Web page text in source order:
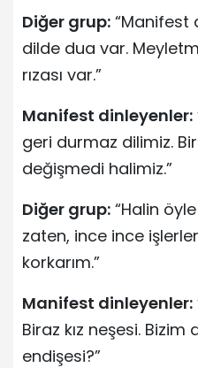
Diğer grup: “Manifest
dilde dua var.
rızası var.”
Manifest dinleyenler:
geri durmaz dilimiz.
değişmedi halimiz.”
Diğer grup: “Halin
zaten, ince ince
korkarım.”
Manifest dinleyenler:
Biraz kız neşesi. Bizim
endişesi?”